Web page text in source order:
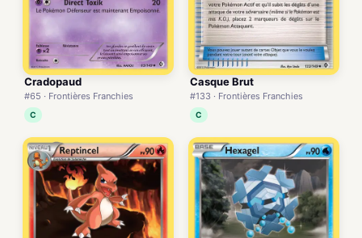
Cradopaud
#65 · Frontières Franchies
C
Casque Brut
#133 · Frontières Franchies
C